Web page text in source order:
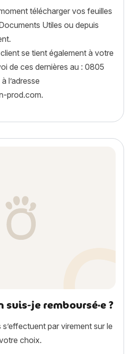
télécharger vos feuilles
Utiles ou depuis
se tient également à votre
de ces dernières au : 0805
l’adresse
prod.com.
suis-je remboursé·e ?
par virement sur le
choix.